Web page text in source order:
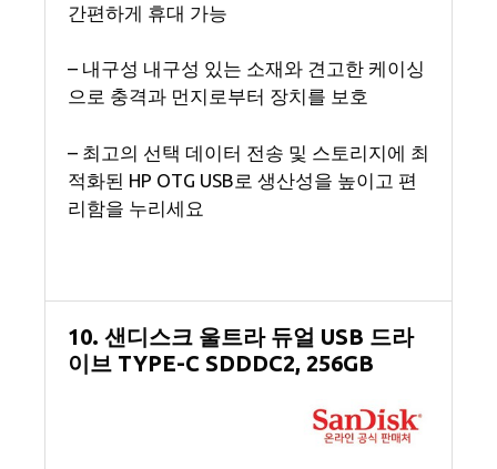
간편하게 휴대 가능
– 내구성 내구성 있는 소재와 견고한 케이싱
으로 충격과 먼지로부터 장치를 보호
– 최고의 선택 데이터 전송 및 스토리지에 최
적화된 HP OTG USB로 생산성을 높이고 편
리함을 누리세요
10. 샌디스크 울트라 듀얼 USB 드라
이브 TYPE-C SDDDC2, 256GB